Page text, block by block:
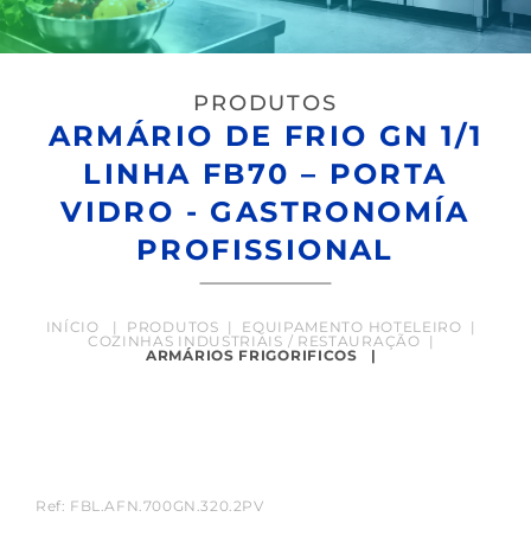
PRODUTOS
ARMÁRIO DE FRIO GN 1/1
LINHA FB70 – PORTA
VIDRO - GASTRONOMÍA
PROFISSIONAL
INÍCIO | PRODUTOS | EQUIPAMENTO HOTELEIRO |
COZINHAS INDUSTRIAIS / RESTAURAÇÃO |
ARMÁRIOS FRIGORIFICOS
|
Ref: FBL.AFN.700GN.320.2PV